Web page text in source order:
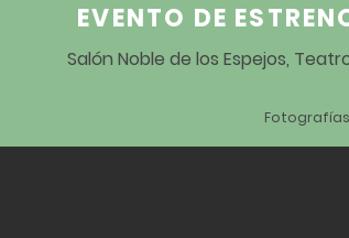
EVENTO DE
Salón Noble de los Espejos,